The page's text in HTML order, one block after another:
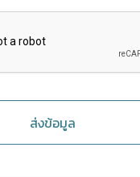
ส่งข้อมูล